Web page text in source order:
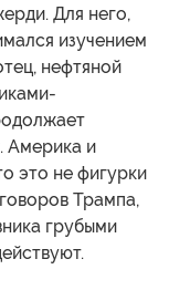
Для него,
изучением
нефтяной
Америка и
это не фигурки
Трампа,
грубыми